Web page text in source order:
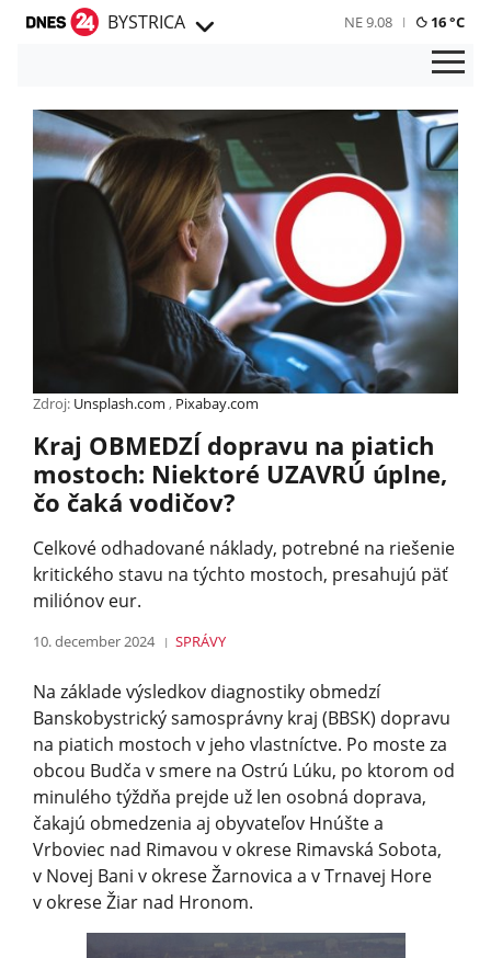
BYSTRICA NE 9.08 16 °C
Zdroj: Unsplash.com , Pixabay.com
Kraj OBMEDZÍ dopravu na piatich
mostoch: Niektoré UZAVRÚ úplne,
čo čaká vodičov?
Celkové odhadované náklady, potrebné na riešenie
kritického stavu na týchto mostoch, presahujú päť
miliónov eur.
10. december 2024 SPRÁVY
Na základe výsledkov diagnostiky obmedzí
Banskobystrický samosprávny kraj (BBSK) dopravu
na piatich mostoch v jeho vlastníctve. Po moste za
obcou Budča v smere na Ostrú Lúku, po ktorom od
minulého týždňa prejde už len osobná doprava,
čakajú obmedzenia aj obyvateľov Hnúšte a
Vrboviec nad Rimavou v okrese Rimavská Sobota,
v Novej Bani v okrese Žarnovica a v Trnavej Hore
v okrese Žiar nad Hronom.